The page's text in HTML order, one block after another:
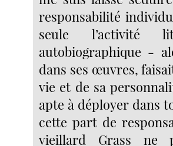
responsabilité
seule l’activité
autobiographique -
dans ses œuvres,
vie et de sa
apte à déployer dans
cette part de
vieillard Grass ne